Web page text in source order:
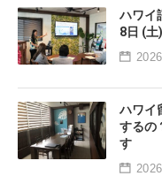
ハワイ
8日 (
ハワイ
するの
す